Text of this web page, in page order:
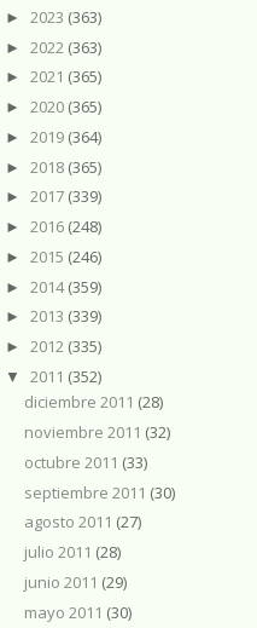
► 2023 (363)
► 2022 (363)
► 2021 (365)
► 2020 (365)
► 2019 (364)
► 2018 (365)
► 2017 (339)
► 2016 (248)
► 2015 (246)
► 2014(359)
► 2013 (339)
► 2012 (335)
▼ 2011 (352)
diciembre 2011 (28)
noviembre 2011 (32)
octubre 2011 (33)
septiembre 2011 (30)
agosto 2011 (27)
julio 2011 (28)
junio 2011 (29)
mayo 2011 (30)